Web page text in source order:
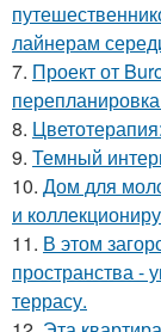
лайнерам
7. Проект от
8.
9. Темный
10. Дом для
и
11. В этом
пространства -
террасу.